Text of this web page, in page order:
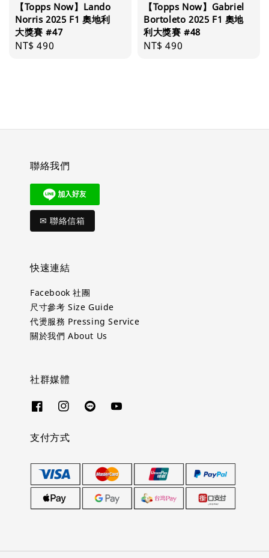
【Topps Now】Lando
Norris 2025 F1 奧地利
大獎賽 #47
Regular
NT$ 490
【Topps Now】Gabriel
Bortoleto 2025 F1 奧地
利大獎賽 #48
Regular
NT$ 490
聯絡我們
✉ 聯絡信箱
快速連結
Facebook 社團
尺寸參考 Size Guide
代燙服務 Pressing Service
關於我們 About Us
社群媒體
支付方式